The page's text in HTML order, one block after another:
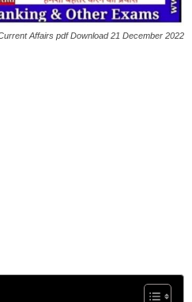
Affairs pdf Download 21 December 2022